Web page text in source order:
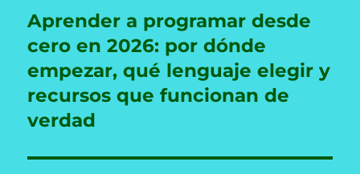
Entrada
siguiente:
Aprender a programar desde
cero en 2026: por dónde
empezar, qué lenguaje elegir y
recursos que funcionan de
verdad